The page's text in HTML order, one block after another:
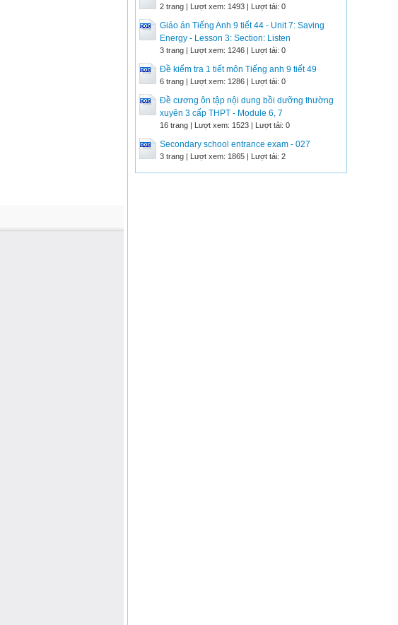
2 trang | Lượt xem: 1493 | Lượt tải: 0
Giáo án Tiếng Anh 9 tiết 44 - Unit 7: Saving
Energy - Lesson 3: Section: Listen
3 trang | Lượt xem: 1246 | Lượt tải: 0
Đề kiểm tra 1 tiết môn Tiếng anh 9 tiết 49
6 trang | Lượt xem: 1286 | Lượt tải: 0
Đề cương ôn tập nội dung bồi dưỡng thường
xuyên 3 cấp THPT - Module 6, 7
16 trang | Lượt xem: 1523 | Lượt tải: 0
Secondary school entrance exam - 027
3 trang | Lượt xem: 1865 | Lượt tải: 2